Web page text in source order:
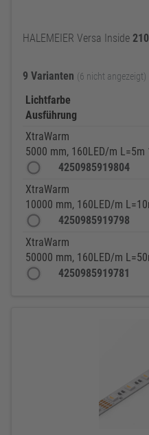
HALEMEIER Versa Inside
9 Varianten (6 nicht angezeigt)
Lichtfarbe
Ausführung
XtraWarm
5000 mm, 160LED/m L=5m
4250985919804
XtraWarm
10000 mm, 160LED/m
4250985919798
XtraWarm
50000 mm, 160LED/m
4250985919781